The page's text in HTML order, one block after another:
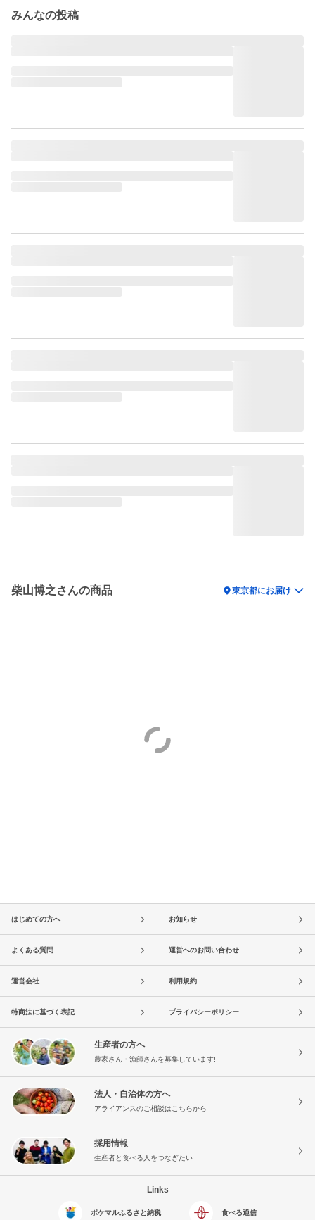
みんなの投稿
柴山博之さんの商品 location_on東京都にお届け
はじめての方へ お知らせ
よくある質問 運営へのお問い合わせ
運営会社 利用規約
特商法に基づく表記 プライバシーポリシー
生産者の方へ
農家さん・漁師さんを募集しています!
法人・自治体の方へ
アライアンスのご相談はこちらから
採用情報
生産者と食べる人をつなぎたい
Links
ポケマルふるさと納税 食べる通信